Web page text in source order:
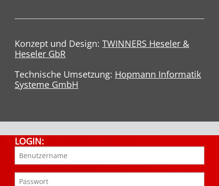
Konzept und Design: TWINNERS Heseler &
Heseler GbR
Technische Umsetzung: Hopmann Informatik
Systeme GmbH
LOGIN: